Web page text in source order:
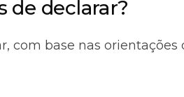
de declarar?
com base nas orientações